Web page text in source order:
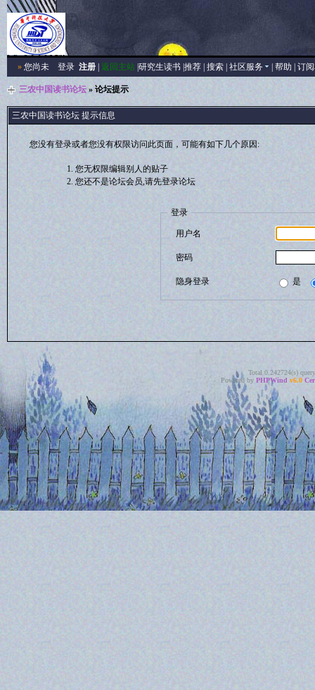
»您尚未 登录 注册| 返回主站| 研究生读书| 推荐| 搜索| 社区服务 帮助 订
三农中国读书论坛» 论坛提示
三农中国读书论坛 提示信息
您没有登录或者您没有权限访问此页面，可能有如下几个原因:
您无权限编辑别人的贴子
您还不是论坛会员,请先登录论坛
登录
用户名
密码
隐身登录 是
Total 0.242724(s)
Powered by PHPWind v6.0